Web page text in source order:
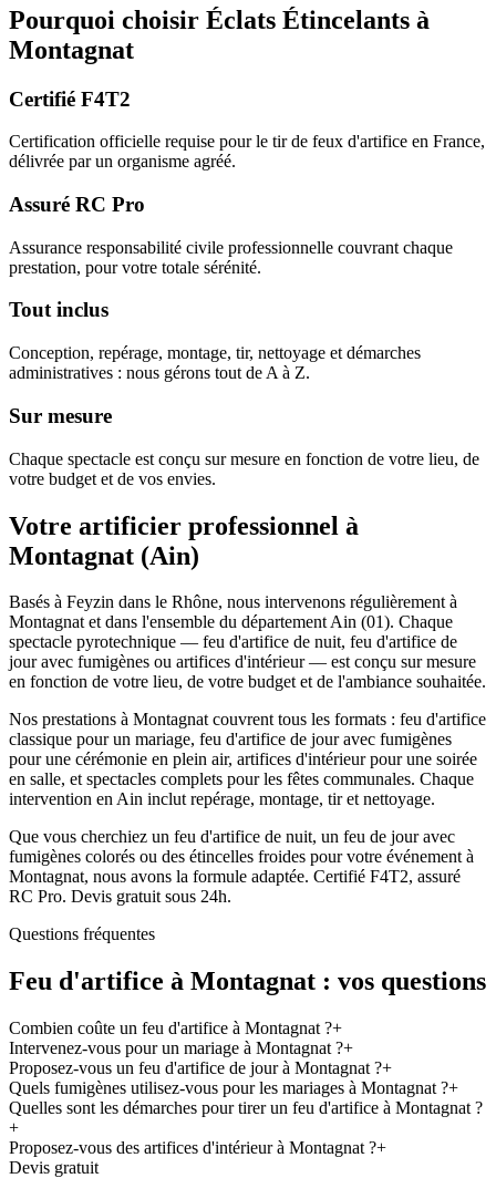
Pourquoi choisir Éclats Étincelants à
Montagnat
Certifié F4T2
Certification officielle requise pour le tir de feux d'artifice en France,
délivrée par un organisme agréé.
Assuré RC Pro
Assurance responsabilité civile professionnelle couvrant chaque
prestation, pour votre totale sérénité.
Tout inclus
Conception, repérage, montage, tir, nettoyage et démarches
administratives : nous gérons tout de A à Z.
Sur mesure
Chaque spectacle est conçu sur mesure en fonction de votre lieu, de
votre budget et de vos envies.
Votre artificier professionnel à
Montagnat (Ain)
Basés à Feyzin dans le Rhône, nous intervenons régulièrement à
Montagnat et dans l'ensemble du département Ain (01). Chaque
spectacle pyrotechnique — feu d'artifice de nuit, feu d'artifice de
jour avec fumigènes ou artifices d'intérieur — est conçu sur mesure
en fonction de votre lieu, de votre budget et de l'ambiance souhaitée.
Nos prestations à Montagnat couvrent tous les formats : feu d'artifice
classique pour un mariage, feu d'artifice de jour avec fumigènes
pour une cérémonie en plein air, artifices d'intérieur pour une soirée
en salle, et spectacles complets pour les fêtes communales. Chaque
intervention en Ain inclut repérage, montage, tir et nettoyage.
Que vous cherchiez un feu d'artifice de nuit, un feu de jour avec
fumigènes colorés ou des étincelles froides pour votre événement à
Montagnat, nous avons la formule adaptée. Certifié F4T2, assuré
RC Pro. Devis gratuit sous 24h.
Questions fréquentes
Feu d'artifice à Montagnat : vos questions
Combien coûte un feu d'artifice à Montagnat ?+
Intervenez-vous pour un mariage à Montagnat ?+
Proposez-vous un feu d'artifice de jour à Montagnat ?+
Quels fumigènes utilisez-vous pour les mariages à Montagnat ?+
Quelles sont les démarches pour tirer un feu d'artifice à Montagnat ?
+
Proposez-vous des artifices d'intérieur à Montagnat ?+
Devis gratuit